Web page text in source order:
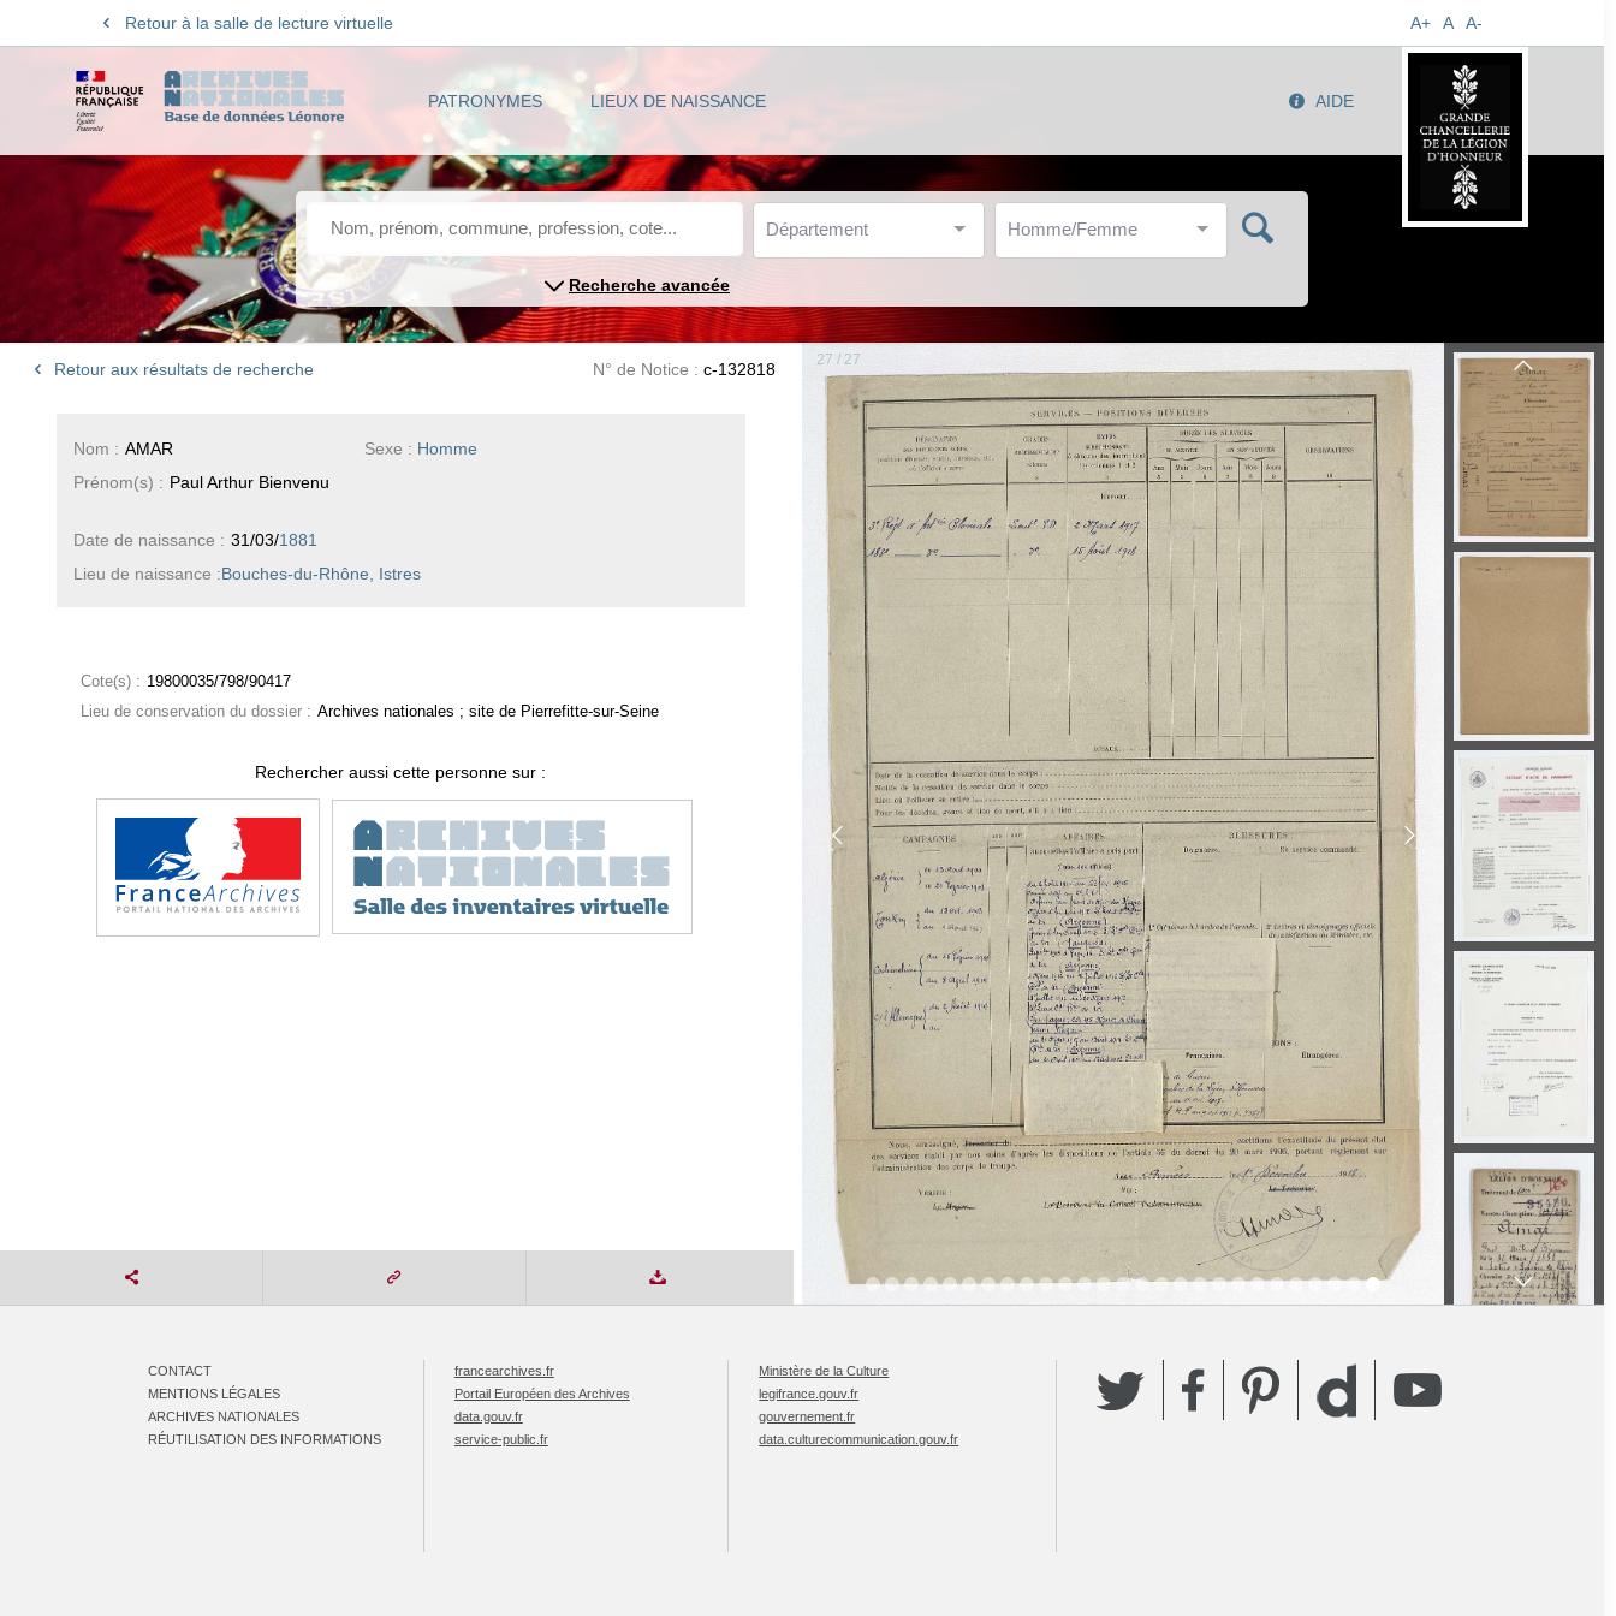
Retour à la salle de lecture virtuelle A+ A A-
PATRONYMES LIEUX DE NAISSANCE AIDE
Département Homme/Femme
Recherche avancée
Retour aux résultats de recherche N° de Notice :c-132818
Sexe : Homme
Nom : AMAR
Prénom(s) : Paul Arthur Bienvenu
Date de naissance : 31/03/1881
Lieu de naissance :Bouches-du-Rhône, Istres
Cote(s) : 19800035/798/90417
Lieu de conservation du dossier : Archives nationales ; site de Pierrefitte-sur-Seine
Rechercher aussi cette personne sur :
27 / 27
CONTACT
MENTIONS LÉGALES
ARCHIVES NATIONALES
RÉUTILISATION DES INFORMATIONS
francearchives.fr
Portail Européen des Archives
data.gouv.fr
service-public.fr
Ministère de la Culture
legifrance.gouv.fr
gouvernement.fr
data.culturecommunication.gouv.fr